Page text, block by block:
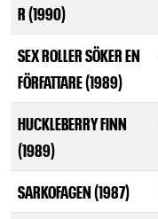
R (1990)
SEX ROLLER SÖKER EN
FÖRFATTARE (1989)
HUCKLEBERRY FINN
(1989)
SARKOFAGEN (1987)